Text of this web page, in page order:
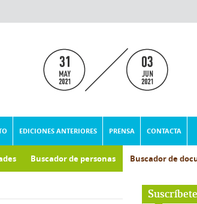
EDICIONES ANTERIORES PRENSA CONTACTA
Buscador de personas Buscador de